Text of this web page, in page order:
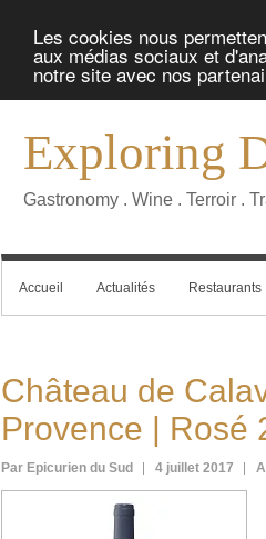
Les cookies nous
aux médias sociaux et
notre site avec nos
Exploring
Gastronomy . Wine . Terroir .
Accueil Actualités Restaurants
Château de
Provence | Rosé
Par Epicurien du Sud 4 juillet 2017